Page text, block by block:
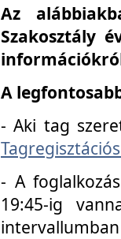
Az
Szakosztály
A
- Aki tag
- A
19:45-ig